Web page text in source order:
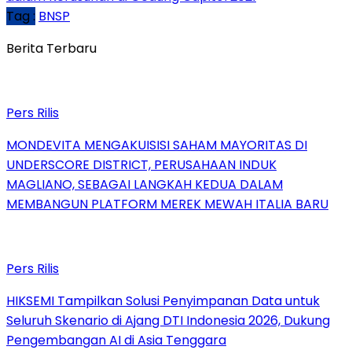
Tag : BNSP
Berita Terbaru
Pers Rilis
MONDEVITA MENGAKUISISI SAHAM MAYORITAS DI
UNDERSCORE DISTRICT, PERUSAHAAN INDUK
MAGLIANO, SEBAGAI LANGKAH KEDUA DALAM
MEMBANGUN PLATFORM MEREK MEWAH ITALIA BARU
Pers Rilis
HIKSEMI Tampilkan Solusi Penyimpanan Data untuk
Seluruh Skenario di Ajang DTI Indonesia 2026, Dukung
Pengembangan AI di Asia Tenggara